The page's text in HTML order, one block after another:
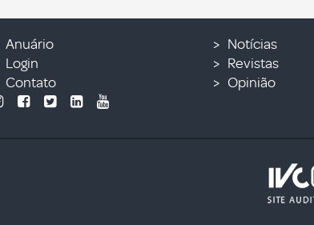
Anuário
Login
Contato
Notícias
Revistas
Opinião